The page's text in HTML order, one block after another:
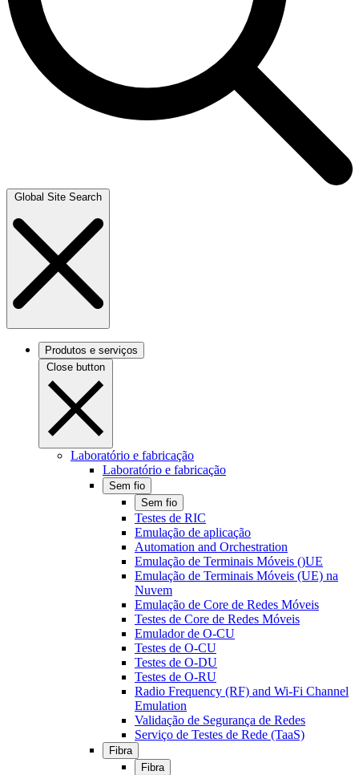
Global Site Search
Produtos e serviços
Close button
Laboratório e fabricação
Laboratório e fabricação
Sem fio
Sem fio
Testes de RIC
Emulação de aplicação
Automation and Orchestration
Emulação de Terminais Móveis ()UE
Emulação de Terminais Móveis (UE) na
Nuvem
Emulação de Core de Redes Móveis
Testes de Core de Redes Móveis
Emulador de O-CU
Testes de O-CU
Testes de O-DU
Testes de O-RU
Radio Frequency (RF) and Wi-Fi Channel
Emulation
Validação de Segurança de Redes
Serviço de Testes de Rede (TaaS)
Fibra
Fibra